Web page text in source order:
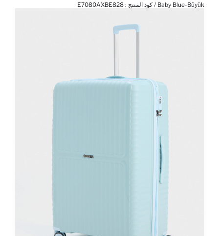
Baby Blue-Büyük / كود المنتج :
E7080AXBE828